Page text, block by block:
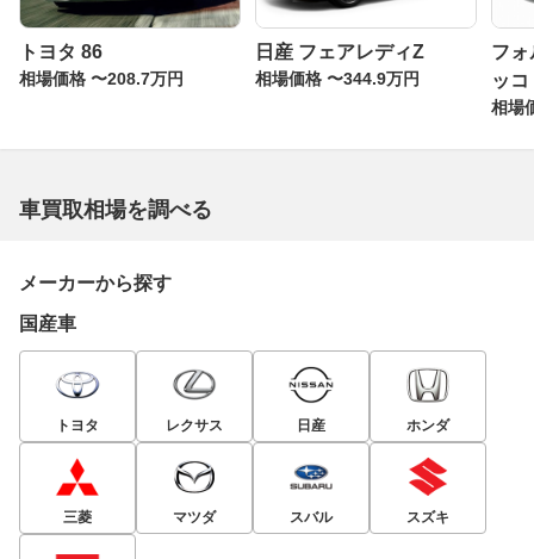
トヨタ 86
相場価格 〜208.7万円
日産 フェアレディZ
相場価格 〜344.9万円
フォ
ッコ
相場
車買取相場を調べる
メーカーから探す
国産車
トヨタ レクサス 日産 ホンダ
三菱 マツダ スバル スズキ